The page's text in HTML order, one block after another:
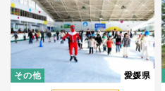
その他 愛媛県